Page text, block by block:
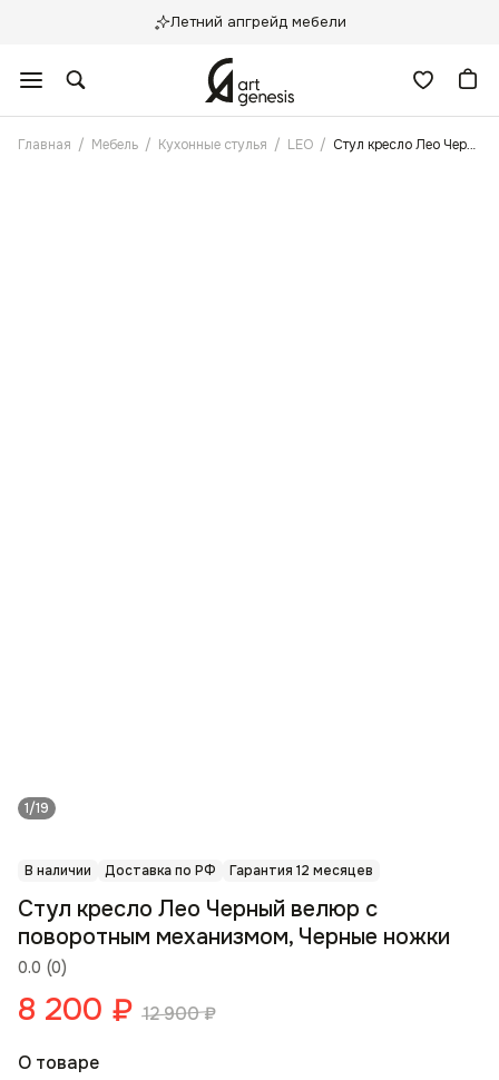
Летний апгрейд мебели
Главная / Мебель / Кухонные стулья / LEO / Стул кресло Лео Черный велюр с поворотным механизмом, Черные ножки
1/19
В наличии Доставка по РФ Гарантия 12 месяцев
0.0 (0)
Стул кресло Лео Черный велюр с
поворотным механизмом, Черные ножки
8 200 ₽ 12 900₽
О товаре